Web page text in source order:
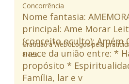
Concorrência
Nome fantasia:
principal: Ame Morar
(conceito oculto): Amém
nasce da união entre: *
propósito *
Família, lar e v
Gratidão a WeDoLogos pela
artes.